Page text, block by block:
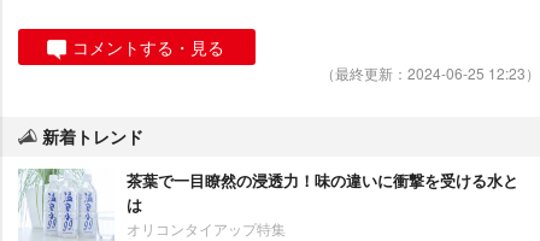
コメントする・見る
（最終更新：2024-06-25 12:23）
新着トレンド
茶葉で一目瞭然の浸透力！味の違いに衝撃を受ける水と
は
オリコンタイアップ特集